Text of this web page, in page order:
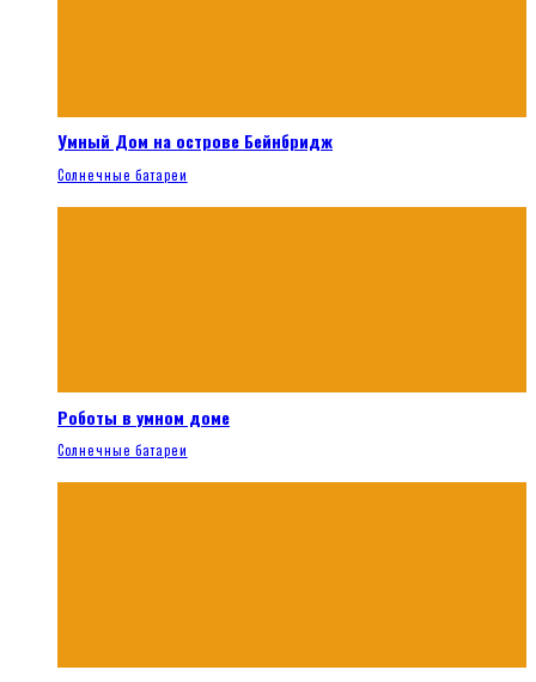
Умный Дом на острове Бейнбридж
Солнечные батареи
Роботы в умном доме
Солнечные батареи